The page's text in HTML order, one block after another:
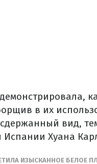
в их
вид,
Испании Хуана
ИЗЫСКАННОЕ БЕЛОЕ